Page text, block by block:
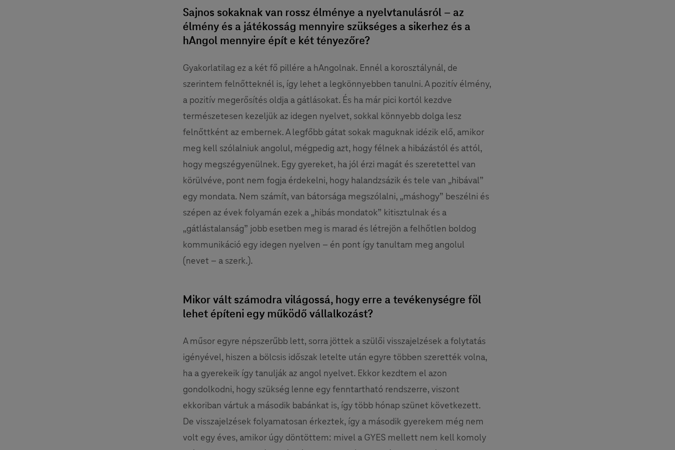
Sajnos sokaknak van rossz élménye a nyelvtanulásról – az
élmény és a játékosság mennyire szükséges a sikerhez és a
hAngol mennyire épít e két tényezőre?
Gyakorlatilag ez a két fő pillére a hAngolnak. Ennél a korosztálynál, de
szerintem felnőtteknél is, így lehet a legkönnyebben tanulni. A pozitív élmény,
a pozitív megerősítés oldja a gátlásokat. És ha már pici kortól kezdve
természetesen kezeljük az idegen nyelvet, sokkal könnyebb dolga lesz
felnőttként az embernek. A legfőbb gátat sokak maguknak idézik elő, amikor
meg kell szólalniuk angolul, mégpedig azt, hogy félnek a hibázástól és attól,
hogy megszégyenülnek. Egy gyereket, ha jól érzi magát és szeretettel van
körülvéve, pont nem fogja érdekelni, hogy halandzsázik és tele van „hibával”
egy mondata. Nem számít, van bátorsága megszólalni, „máshogy” beszélni és
szépen az évek folyamán ezek a „hibás mondatok” kitisztulnak és a
„gátlástalanság” jobb esetben meg is marad és létrejön a felhőtlen boldog
kommunikáció egy idegen nyelven – én pont így tanultam meg angolul
(nevet – a szerk.).
Mikor vált számodra világossá, hogy erre a tevékenységre föl
lehet építeni egy működő vállalkozást?
A műsor egyre népszerűbb lett, sorra jöttek a szülői visszajelzések a folytatás
igényével, hiszen a bölcsis időszak letelte után egyre többen szerették volna,
ha a gyerekeik így tanulják az angol nyelvet. Ekkor kezdtem el azon
gondolkodni, hogy szükség lenne egy fenntartható rendszerre, viszont
ekkoriban vártuk a második babánkat is, így több hónap szünet következett.
De visszajelzések folyamatosan érkeztek, így a második gyerekem még nem
volt egy éves, amikor úgy döntöttem: mivel a GYES mellett nem kell komoly